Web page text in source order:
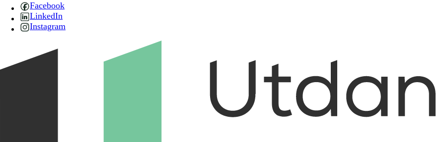
Facebook
LinkedIn
Instagram